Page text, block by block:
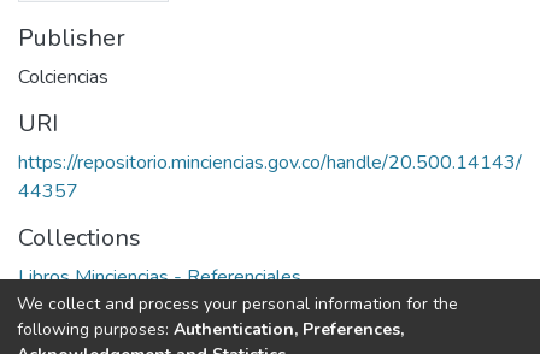
Publisher
Colciencias
URI
https://repositorio.minciencias.gov.co/handle/20.500.14143/
44357
Collections
Libros Minciencias - Referenciales
Full item page
We collect and process your personal information for the
following purposes: Authentication, Preferences,